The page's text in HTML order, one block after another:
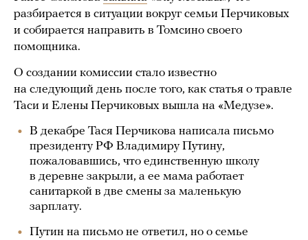
разбирается в ситуации вокруг семьи Перчиковых
и собирается направить в Томсино своего
помощника.
О создании комиссии стало известно
на следующий день после того, как статья о травле
Таси и Елены Перчиковых вышла на «Медузе».
В декабре Тася Перчикова написала письмо
президенту РФ Владимиру Путину,
пожаловавшись, что единственную школу
в деревне закрыли, а ее мама работает
санитаркой в две смены за маленькую
зарплату.
Путин на письмо не ответил, но о семье